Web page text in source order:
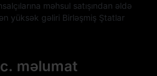
məhsul satışından əldə
yüksək gəliri Birləşmiş Ştatlar
məlumat